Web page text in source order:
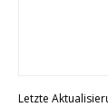
Letzte